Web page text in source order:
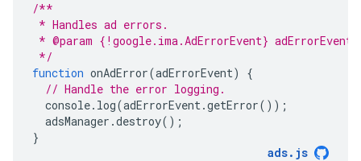
/**
* Handles ad errors.
* @param {!google.ima.AdErrorEvent} adErrorEvent
*/
function onAdError(adErrorEvent)
{
// Handle the error logging.
console. log(adErrorEvent.getError());
adsManager .destroy();
}
ads. js